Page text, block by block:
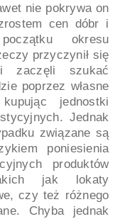
nie pokrywa on
cen dóbr i
okresu
przyczynił się
zaczęli szukać
poprzez własne
jednostki
Jednak
związane są
poniesienia
produktów
jak lokaty
czy też różnego
Chyba jednak